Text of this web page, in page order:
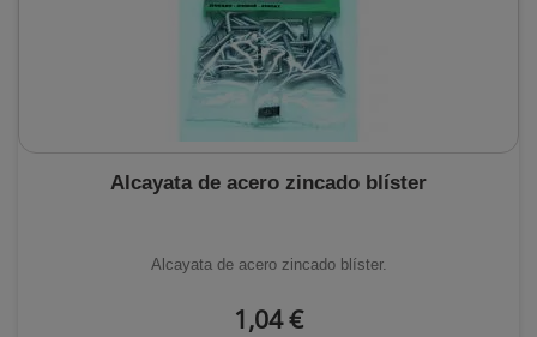
Alcayata de acero zincado blíster
Alcayata de acero zincado blíster.
1,04 €